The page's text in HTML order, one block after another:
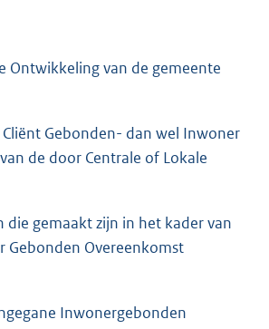
Ontwikkeling van de gemeente
Gebonden- dan wel Inwoner
de door Centrale of Lokale
gemaakt zijn in het kader van
Gebonden Overeenkomst
Inwonergebonden